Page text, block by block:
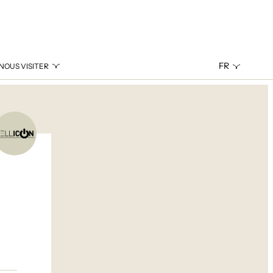
VISITER FR